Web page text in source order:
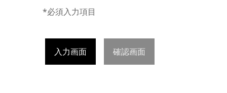
*必須入力項目
入力画面 確認画面